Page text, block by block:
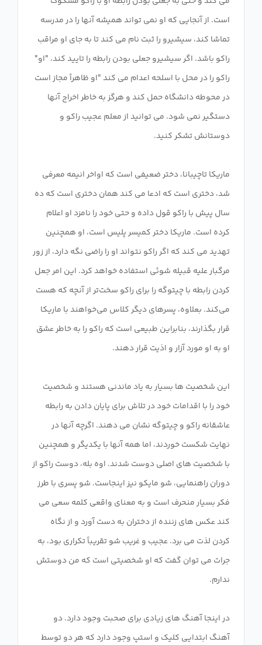
است. از آنجایی که او نمی تواند همیشه آنها را در مدرسه
تماشا کند، سیشیرو را ثبت نام می کند تا به جای او مراقب
راکو باشد. اگر سیشیرو جعلی بودن رابطه را تایید کند، "او"
راکو را در محل با اسلحه اعدام می کند "او ظاهراً مجاز است
در محوطه دانشگاه حمل کند و هرگز به خاطر اخراج آنها
دستگیر نمی شود. می توانید از معلم عجیب راکو و
ماریکا تاچیبانا، دختر ضعیفی است که اواخر انیمه معرفی
شد، دختری است که ادعا می کند همان دختری است که ده
سال پیش با راکو قول داده و حتی خود را نامزد او اعلام
کرده است. ماریکا دختر کمیسر پلیس است، او همچنین
تهدید می کند که اگر راکو نتواند او را راضی نگه دارد، از زور
مرگبار علیه قبیله شوئی استفاده خواهد کرد. این امر جعل
کردن رابطه با چیتوگه را برای راکو سخت‌تر از آنچه که هست
می‌کند. بعلاوه، پسرهای دیگر کلاس می‌خواهند با ماریکا
قرار بگذارند، بنابراین طبیعی است که راکو را به خاطر عشق
این شخصیت ها بسیار به یاد ماندنی هستند و شخصیت
خود را با اقدامات خود در تلاش برای پایان دادن به رابطه
عاشقانه راکو و چیتوگه نشان می دهند. اگرچه آنها در
نهایت شکست خوردند، اما همه آنها با یکدیگر و همچنین
با شخصیت های اصلی دوست شدند. اوه بله، دوست راکو از
دوران راهنمایی، شو مایکو نیز اینجاست. شو پسری با طرز
فکر بسیار منحرف است و به معنای واقعی کلمه سعی می
کند عکس های زننده از دختران به دست آورد و از نگاه
کردن لذت می برد. عجیب و غریب شو تقریباً تکراری بود، به
جرات می توان گفت که او شخصیتی است که من دوستش
در اینجا آهنگ های زیادی برای صحبت وجود دارد. دو
آهنگ ابتدایی کلیک و استپ وجود دارد که هر دو توسط